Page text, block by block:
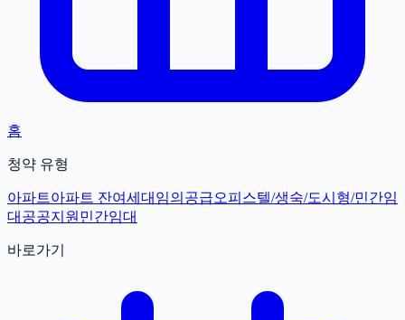
홈
청약 유형
아파트아파트 잔여세대 임의공급오피스텔/생숙/도시형/민간임
대 공공지원민간임대
바로가기